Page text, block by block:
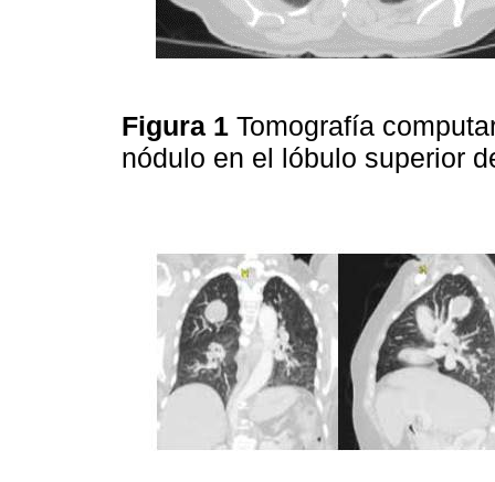
Figura 1 Tomografía
nódulo en el lóbulo superior